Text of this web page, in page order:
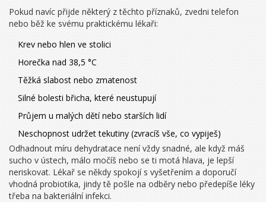
Pokud navíc přijde některý z těchto příznaků, zvedni telefon
nebo běž ke svému praktickému lékaři:
Krev nebo hlen ve stolici
Horečka nad 38,5 °C
Těžká slabost nebo zmatenost
Silné bolesti břicha, které neustupují
Průjem u malých dětí nebo starších lidí
Neschopnost udržet tekutiny (zvracíš vše, co vypiješ)
Odhadnout míru dehydratace není vždy snadné, ale když máš
sucho v ústech, málo močíš nebo se ti motá hlava, je lepší
neriskovat. Lékař se někdy spokojí s vyšetřením a doporučí
vhodná probiotika, jindy tě pošle na odběry nebo předepíše léky
třeba na bakteriální infekci.